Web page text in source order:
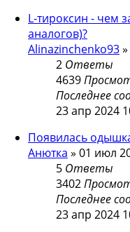
L-тироксин - чем
аналогов)?
Alinazinchenko93»
2 Ответы
4639
Последнее
23 апр 2024
Появилась
Анютка » 01 июл
5 Ответы
3402
Последнее
23 апр 2024